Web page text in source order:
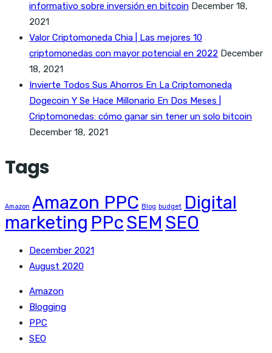
informativo sobre inversión en bitcoin December 18,
2021
Valor Criptomoneda Chia | Las mejores 10
criptomonedas con mayor potencial en 2022 December
18, 2021
Invierte Todos Sus Ahorros En La Criptomoneda
Dogecoin Y Se Hace Millonario En Dos Meses |
Criptomonedas: cómo ganar sin tener un solo bitcoin
December 18, 2021
Tags
Amazon Amazon PPC Blog budget Digital
marketing PPcSEM SEO
December 2021
August 2020
Amazon
Blogging
PPC
SEO